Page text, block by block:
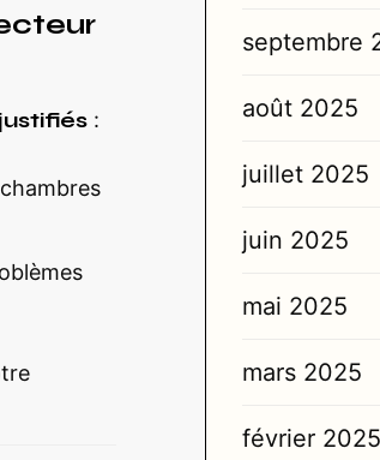
:
septembre
août 2025
juillet 2025
juin 2025
mai 2025
mars 2025
février 2025